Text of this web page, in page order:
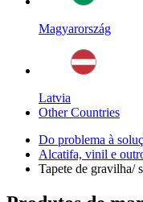
Magyarország
Latvia
Other Countries
Do problema à
Alcatifa, vinil e
Tapete de gravilha/